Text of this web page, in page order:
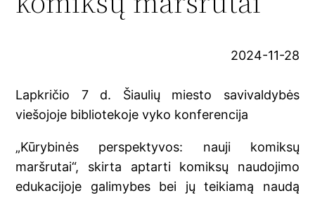
2024-11-28
Lapkričio 7 d. Šiaulių miesto savivaldybės
viešojoje bibliotekoje vyko konferencija
„Kūrybinės perspektyvos: nauji komiksų
maršrutai“, skirta aptarti komiksų naudojimo
edukacijoje galimybes bei jų teikiamą naudą